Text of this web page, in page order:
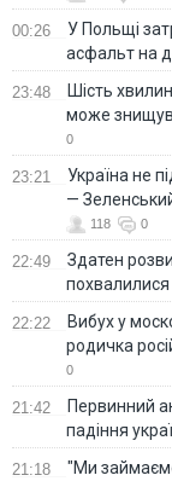
00:26
У Польщі
асфальт на
23:48
Шість
може
0
23:21
Україна не
—
118 0
22:49
Здатен
22:22
Вибух у
родичка
0
21:42
Первинний
падіння
21:18
"Ми